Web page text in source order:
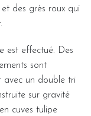
des grès roux qui
est effectué. Des
sont
avec un double tri
sur gravité
cuves tulipe